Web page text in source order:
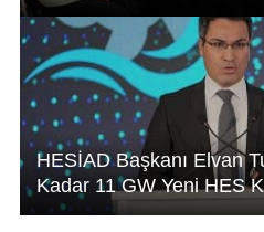
HESİAD Başkanı Elvan
Kadar 11 GW Yeni HES